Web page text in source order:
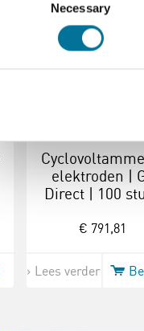
Necessary
elektroden |
Direct | 100
€ 791,81
Lees verder